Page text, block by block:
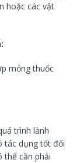
hoặc các vật
mỏng thuốc
trình lành
tác dụng tốt đối
thể cần phải